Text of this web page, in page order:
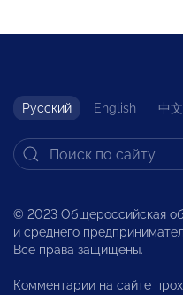
Русский English 中文
© 2023 Общероссийская
и среднего
Все права защищены.
Комментарии на сайте